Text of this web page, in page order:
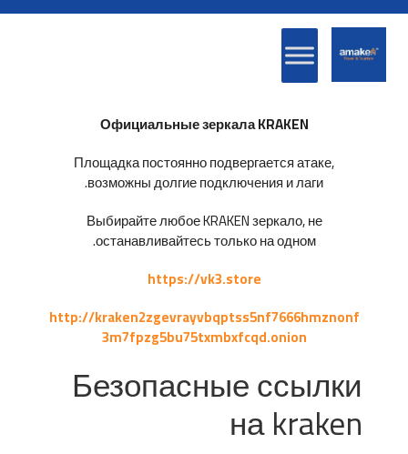
Официальные зеркала KRAKEN
Площадка постоянно подвергается атаке,
возможны долгие подключения и лаги.
Выбирайте любое KRAKEN зеркало, не
останавливайтесь только на одном.
https://vk3.store
http://kraken2zgevrayvbqptss5nf7666hmznonf
3m7fpzg5bu75txmbxfcqd.onion
Безопасные ссылки
на kraken